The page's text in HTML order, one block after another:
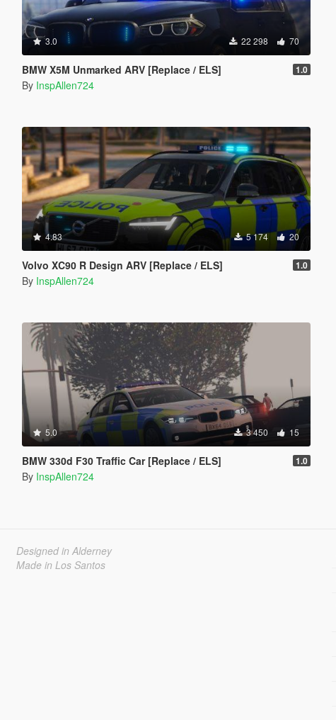
3.0 22 298 70
BMW X5M Unmarked ARV [Replace / ELS] 1.0
By InspAllen724
4.83 5 174 20
Volvo XC90 R Design ARV [Replace / ELS] 1.0
By InspAllen724
5.0 3 450 15
BMW 330d F30 Traffic Car [Replace / ELS] 1.0
By InspAllen724
Designed in Alderney
Made in Los Santos